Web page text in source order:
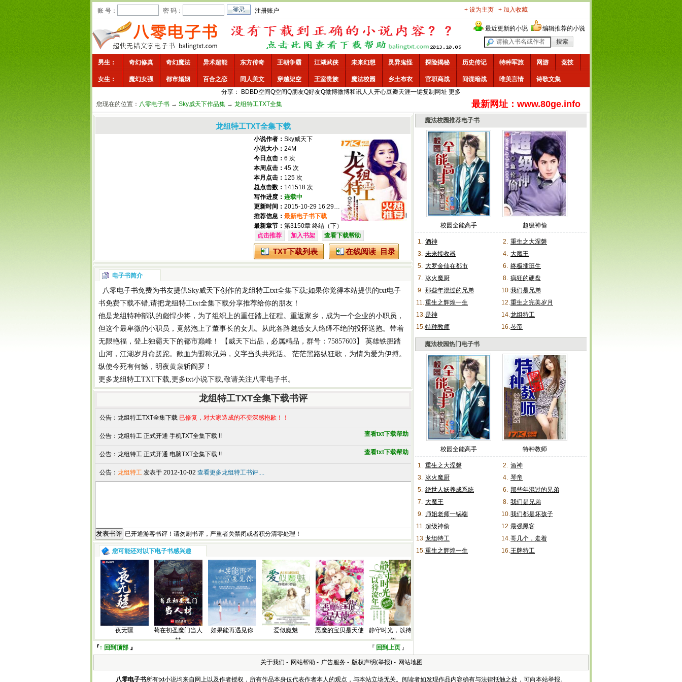
账 号： 密 码： 注册账户 + 设为主页 + 加入收藏
最近更新的小说 编辑推荐的小说
男生： 奇幻修真 奇幻魔法 异术超能 东方传奇 王朝争霸 江湖武侠 未来幻想 灵异鬼怪 探险揭秘 历史传记 特种军旅 网游 竞技
女生： 魔幻女强 都市婚姻 百合之恋 同人美文 穿越架空 王室贵族 魔法校园 乡土布衣 官职商战 间谍暗战 唯美言情
诗歌文集
分享：
BD BD空间Q空间Q朋友Q好友Q微博微博和讯人人开心豆瓣天涯一键复制网址 更多
您现在的位置： 八零电子书 → Sky威天下作品集 → 龙组特工TXT全集 最新网址：www.80ge.info
龙组特工TXT全集下载
小说作者： Sky威天下
小说大小： 24M
今日点击： 6 次
本周点击： 45 次
本月点击： 125 次
总点击数： 141518 次
写作进度： 连载中
更新时间： 2015-10-29 16:29:04
推荐信息： 最新电子书下载
最新章节： 第3150章 终结（下）
点击推荐
加入书架 查看下载帮助
TXT下载列表 在线阅读_目录
电子书简介
八零电子书免费为书友提供Sky威天下创作的龙组特工txt全集下载;如果你觉得本站提供的txt电子
书免费下载不错,请把龙组特工txt全集下载分享推荐给你的朋友！
他是龙组特种部队的彪悍少将，为了组织上的重任踏上征程。重返家乡，成为一个企业的小职员，
但这个最卑微的小职员，竟然泡上了董事长的女儿。从此各路魅惑女人络绎不绝的投怀送抱。带着
无限艳福，登上独霸天下的都市巅峰！ 【威天下出品，必属精品，群号：75857603】 英雄铁胆踏
山河，江湖岁月命蹉跎。歃血为盟称兄弟，义字当头共死活。 茫茫黑路纵狂歌，为情为爱为伊搏。
纵使今死有何憾，明夜黄泉斩阎罗！
更多龙组特工TXT下载,更多txt小说下载,敬请关注八零电子书。
龙组特工TXT全集下载书评
公告： 龙组特工TXT全集下载 已修复，对大家造成的不变深感抱歉！！
查看txt下载帮助
公告： 龙组特工 正式开通 手机TXT全集下载 !!
查看txt下载帮助
公告： 龙组特工 正式开通 电脑TXT全集下载 !!
公告： 龙组特工 发表于 2012-10-02 查看更多龙组特工书评....
已开通游客书评！请勿刷书评，严重者关禁闭或者积分清零处理！
您可能还对以下电子书感兴趣
夜无疆
苟在初圣魔门当人
材
如果能再遇见你 爱似魔魅 恶魔的宝贝是天使
静守时光，以待流
年
『↑ 回到顶部 』 『 回到上页 』
魔法校园推荐电子书
校园全能高手 超级神偷
1. 酒神 2. 重生之大涅磐
3. 未来接收器 4. 大魔王
5. 大罗金仙在都市 6. 终极插班生
7. 冰火魔厨 8. 疯狂的硬盘
9. 那些年混过的兄弟 10.我们是兄弟
11.重生之辉煌一生 12.重生之完美岁月
13.是神 14.龙组特工
15.特种教师 16.琴帝
魔法校园热门电子书
校园全能高手 特种教师
1. 重生之大涅磐 2. 酒神
3. 冰火魔厨 4. 琴帝
5. 绝世人妖养成系统 6. 那些年混过的兄弟
7. 大魔王 8. 我们是兄弟
9. 师姐老师一锅端 10.我们都是坏孩子
11. 超级神偷 12.最强黑客
13.龙组特工 14.哥几个，走着
15.重生之辉煌一生 16.王牌特工
关于我们 - 网站帮助 - 广告服务 - 版权声明(举报) - 网站地图
八零电子书所有txt小说均来自网上以及作者授权，所有作品本身仅代表作者本人的观点，与本站立场无关。阅读者如发现作品内容确有与法律抵触之处，可向本站举报。